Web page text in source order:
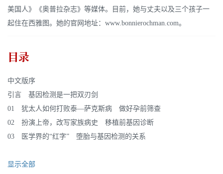
美国人》《奥普拉杂志》等媒体。目前，她与丈夫以及三个孩子一
起住在西雅图。她的官网地址：www.bonnierochman.com。
目录
中文版序
引言 基因检测是一把双刃剑
01 犹太人如何打败泰—萨克斯病 做好孕前筛查
02 扮演上帝，改写家族病史 移植前基因诊断
03 医学界的“红字” 堕胎与基因检测的关系
显示全部